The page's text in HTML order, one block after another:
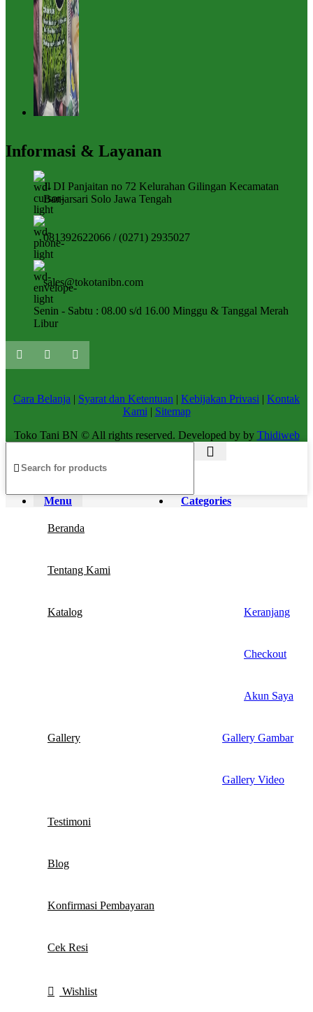
Informasi & Layanan
Jl DI Panjaitan no 72 Kelurahan Gilingan Kecamatan
Banjarsari Solo Jawa Tengah
081392622066 / (0271) 2935027
sales@tokotanibn.com
Senin - Sabtu : 08.00 s/d 16.00 Minggu & Tanggal Merah
Libur
Cara Belanja | Syarat dan Ketentuan | Kebijakan Privasi | Kontak
Kami | Sitemap
Toko Tani BN © All rights reserved. Developed by by Thidiweb
Menu Categories
Beranda
Tentang Kami
Katalog Keranjang
Checkout
Akun Saya
Gallery Gallery Gambar
Gallery Video
Testimoni
Blog
Konfirmasi Pembayaran
Cek Resi
Wishlist